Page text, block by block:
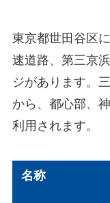
東京都世田谷区
速道路、第三京
ジがあります。
から、都心部、
利用されます。
名称